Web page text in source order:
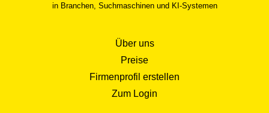
in Branchen, Suchmaschinen und KI-Systemen
Über uns
Preise
Firmenprofil erstellen
Zum Login